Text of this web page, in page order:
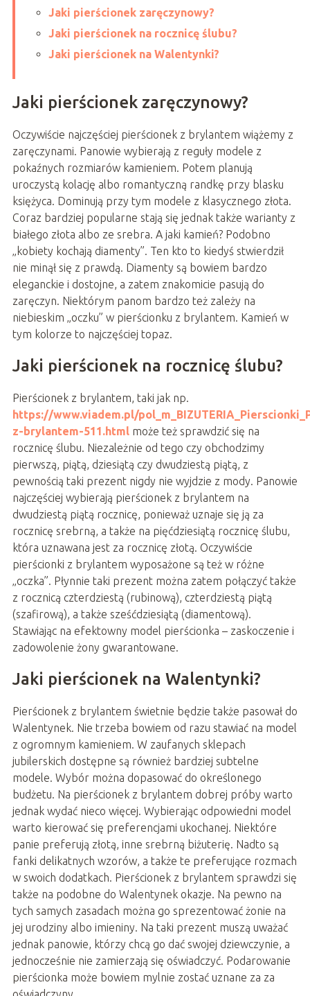
Jaki pierścionek zaręczynowy?
Jaki pierścionek na rocznicę ślubu?
Jaki pierścionek na Walentynki?
Jaki pierścionek zaręczynowy?
Oczywiście najczęściej pierścionek z brylantem wiążemy z
zaręczynami. Panowie wybierają z reguły modele z
pokaźnych rozmiarów kamieniem. Potem planują
uroczystą kolację albo romantyczną randkę przy blasku
księżyca. Dominują przy tym modele z klasycznego złota.
Coraz bardziej popularne stają się jednak także warianty z
białego złota albo ze srebra. A jaki kamień? Podobno
„kobiety kochają diamenty”. Ten kto to kiedyś stwierdził
nie minął się z prawdą. Diamenty są bowiem bardzo
eleganckie i dostojne, a zatem znakomicie pasują do
zaręczyn. Niektórym panom bardzo też zależy na
niebieskim „oczku” w pierścionku z brylantem. Kamień w
tym kolorze to najczęściej topaz.
Jaki pierścionek na rocznicę ślubu?
Pierścionek z brylantem, taki jak np.
https://www.viadem.pl/
z-brylantem-511.htmlmoże też sprawdzić się na
rocznicę ślubu. Niezależnie od tego czy obchodzimy
pierwszą, piątą, dziesiątą czy dwudziestą piątą, z
pewnością taki prezent nigdy nie wyjdzie z mody. Panowie
najczęściej wybierają pierścionek z brylantem na
dwudziestą piątą rocznicę, ponieważ uznaje się ją za
rocznicę srebrną, a także na pięćdziesiątą rocznicę ślubu,
która uznawana jest za rocznicę złotą. Oczywiście
pierścionki z brylantem wyposażone są też w różne
„oczka”. Płynnie taki prezent można zatem połączyć także
z rocznicą czterdziestą (rubinową), czterdziestą piątą
(szafirową), a także sześćdziesiątą (diamentową).
Stawiając na efektowny model pierścionka – zaskoczenie i
zadowolenie żony gwarantowane.
Jaki pierścionek na Walentynki?
Pierścionek z brylantem świetnie będzie także pasował do
Walentynek. Nie trzeba bowiem od razu stawiać na model
z ogromnym kamieniem. W zaufanych sklepach
jubilerskich dostępne są również bardziej subtelne
modele. Wybór można dopasować do określonego
budżetu. Na pierścionek z brylantem dobrej próby warto
jednak wydać nieco więcej. Wybierając odpowiedni model
warto kierować się preferencjami ukochanej. Niektóre
panie preferują złotą, inne srebrną biżuterię. Nadto są
fanki delikatnych wzorów, a także te preferujące rozmach
w swoich dodatkach. Pierścionek z brylantem sprawdzi się
także na podobne do Walentynek okazje. Na pewno na
tych samych zasadach można go sprezentować żonie na
jej urodziny albo imieniny. Na taki prezent muszą uważać
jednak panowie, którzy chcą go dać swojej dziewczynie, a
jednocześnie nie zamierzają się oświadczyć. Podarowanie
pierścionka może bowiem mylnie zostać uznane za za